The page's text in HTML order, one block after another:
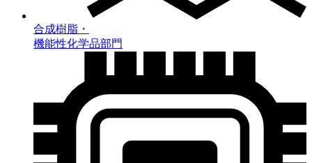
合成樹脂・
機能性化学品部門